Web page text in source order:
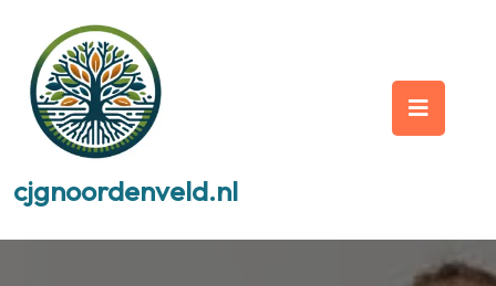
content
cjgnoordenveld.nl